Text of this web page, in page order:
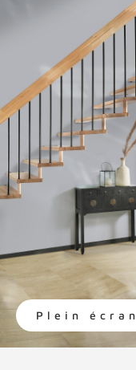
Plein écran